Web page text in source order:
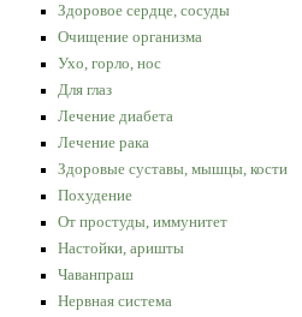
Здоровое сердце, сосуды
Очищение организма
Ухо, горло, нос
Для глаз
Лечение диабета
Лечение рака
Здоровые суставы, мышцы, кости
Похудение
От простуды, иммунитет
Настойки, аришты
Чаванпраш
Нервная система